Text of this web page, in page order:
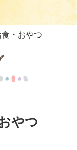
・おやつ
やつ